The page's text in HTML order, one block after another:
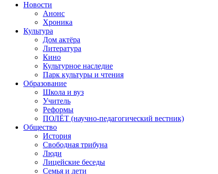
Новости
Анонс
Хроника
Культура
Дом актёра
Литература
Кино
Культурное наследие
Парк культуры и чтения
Образование
Школа и вуз
Учитель
Реформы
ПОЛЁТ (научно-педагогический вестник)
Общество
История
Свободная трибуна
Люди
Лицейские беседы
Семья и дети